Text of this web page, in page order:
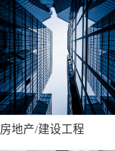
房地产/建设工程